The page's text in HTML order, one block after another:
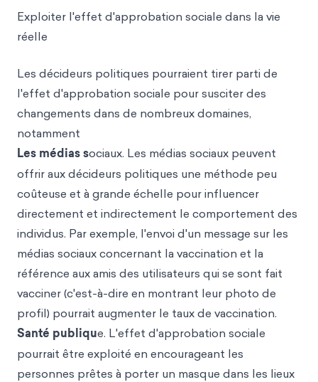
Exploiter l'effet d'approbation sociale dans la vie
réelle
Les décideurs politiques pourraient tirer parti de
l'effet d'approbation sociale pour susciter des
changements dans de nombreux domaines,
notamment
Les médias sociaux. Les médias sociaux peuvent
offrir aux décideurs politiques une méthode peu
coûteuse et à grande échelle pour influencer
directement et indirectement le comportement des
individus. Par exemple, l'envoi d'un message sur les
médias sociaux concernant la vaccination et la
référence aux amis des utilisateurs qui se sont fait
vacciner (c'est-à-dire en montrant leur photo de
profil) pourrait augmenter le taux de vaccination.
Santé publique. L'effet d'approbation sociale
pourrait être exploité en encourageant les
personnes prêtes à porter un masque dans les lieux